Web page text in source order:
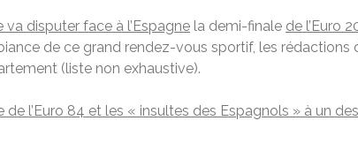
va disputer face à l’Espagne la demi-finale de l’Euro
de ce grand rendez-vous sportif, les
(liste non exhaustive).
de l’Euro 84 et les « insultes des Espagnols » à un